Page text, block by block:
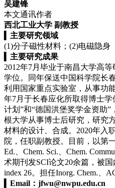
吴建锋
本文通讯作者
西北工业大学 副教授
主要研究领域
(1)分子磁性材料；(2)电磁隐身
主要研究成果
2012年7月毕业于南昌大学高
学位。同年保送中国科学院长
利用国家重点实验室，从事功
年7月于长春应化所取得博士
计划”和“德国洪堡奖学金资助
根大学从事博士后研究，研究
材料的设计、合成。2020年入
院，任职副教授。目前，以第
Ed.、Chem. Sci.、Chem.
术期刊发SCI论文20余篇，被国
index 26。担任Inorg. Chem.、
Email： jfwu@nwpu.edu.cn